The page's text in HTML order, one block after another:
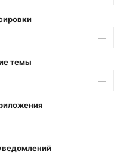
—
темы
—